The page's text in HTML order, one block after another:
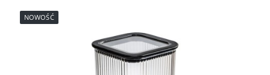
NOWOŚĆ